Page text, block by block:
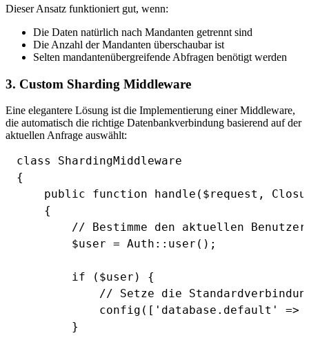
Dieser Ansatz funktioniert gut, wenn:
Die Daten natürlich nach Mandanten getrennt sind
Die Anzahl der Mandanten überschaubar ist
Selten mandantenübergreifende Abfragen benötigt werden
3. Custom Sharding Middleware
Eine elegantere Lösung ist die Implementierung einer Middleware,
die automatisch die richtige Datenbankverbindung basierend auf der
aktuellen Anfrage auswählt:
class ShardingMiddleware
{
public function handle($request,
    {
// Bestimme den aktuellen
        $user = Auth::user();
        if ($user) {
// Setze die
config(['database.default' =>
        }